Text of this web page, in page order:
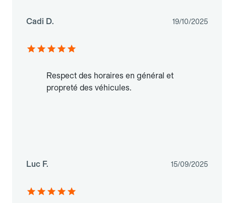
Cadi D. 19/10/2025
Respect des horaires en général et
propreté des véhicules.
Luc F. 15/09/2025